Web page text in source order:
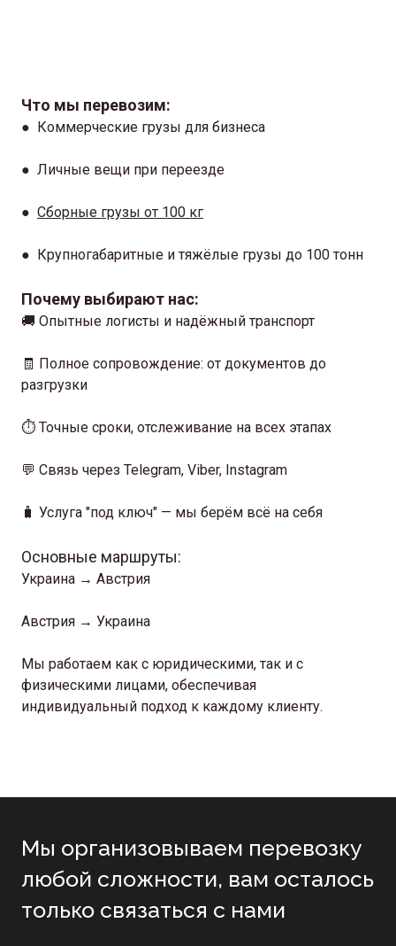
Что мы перевозим:
● Коммерческие грузы для бизнеса
● Личные вещи при переезде
● Сборные грузы от 100 кг
● Крупногабаритные и тяжёлые грузы до 100 тонн
Почему выбирают нас:
🚚 Опытные логисты и надёжный транспорт
🧾 Полное сопровождение: от документов до
разгрузки
⏱ Точные сроки, отслеживание на всех этапах
💬 Связь через Telegram, Viber, Instagram
🧳 Услуга "под ключ" — мы берём всё на себя
Основные маршруты:
Украина → Австрия
Австрия → Украина
Мы работаем как с юридическими, так и с
физическими лицами, обеспечивая
индивидуальный подход к каждому клиенту.
Мы организовываем перевозку
любой сложности, вам осталось
только связаться с нами